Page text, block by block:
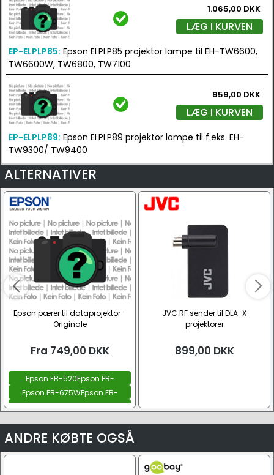
1.065,00 DKK
LÆG I KURVEN
EP-ELPLP85: Epson ELPLP85 projektor lampe til EH-TW6600,
TW6600W, TW6800, TW7100
959,00 DKK
LÆG I KURVEN
EP-ELPLP89: Epson ELPLP89 projektor lampe til f.eks. EH-
TW9300/ TW9400
ALTERNATIVER
Epson pærer til dataprojektor -
Originale
Fra 749,00 DKK
Epson EB-520Epson EB-
525WEpson EB-530Epson EB-
530SEpson EB-535WEpson EB-
536Wi
Epson EB-675WEpson EB-
675WiEpson EB-670
Epson EB-680Epson EB-
EB-685WSEpson EB-
695WiEpson EB-696Ui
JVC RF sender til DLA-X
projektorer
899,00 DKK
ANDRE KØBTE OGSÅ